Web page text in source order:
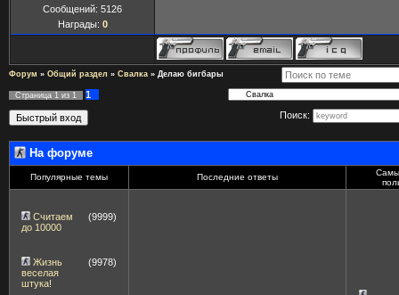
Сообщений: 5126
Награды: 0
Форум » Общий раздел » Свалка » Делаю бигбары
Страница 1 из 1
1
Поиск:
На форуме
Популярные темы Последние ответы
Считаем
до 10000
(9999)
Жизнь
веселая
штука!
(9978)